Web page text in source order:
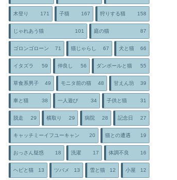
木登り 171 子猫 167 狩りする猫 158
じゃれあう猫 101 庭の猫 87
ゴロンゴローン 71 猫じゃらし 67 犬と猫 66
イタズラ 59 仲良し 56 ダンボールと猫 55
草食系男子 49 モニタ前の猫 48 甘えん坊 39
車と猫 38 一人遊び 34 子供と猫 31
脱走 29 横取り 29 病院 28 記念日 27
キャッチミーイフユーキャン 20 猫との遭遇 19
おっさん疑惑 18 洗濯 17 体調不良 16
ヘビと猫 13 ツバメ 13 雪と猫 12 小屋 12